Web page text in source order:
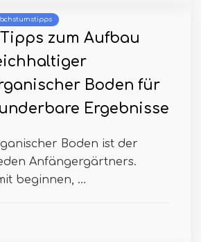
Tipps zum Aufbau
Boden für
Ergebnisse
Boden ist der
Anfängergärtners.
beginnen, ...